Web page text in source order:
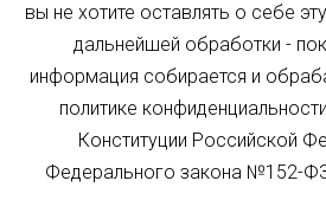
вы не хотите оставлять о себе
дальнейшей обработки -
информация собирается и
политике
Конституции Российской
Федерального закона №152-